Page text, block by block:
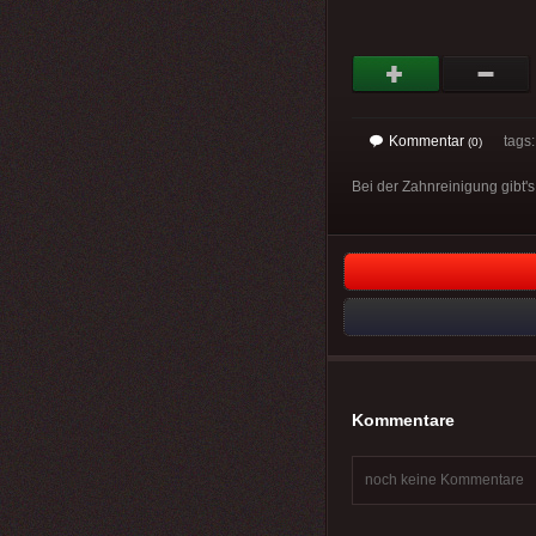
Kommentar (0) tags:
Bei der Zahnreinigung
Kommentare
noch keine Kommentare